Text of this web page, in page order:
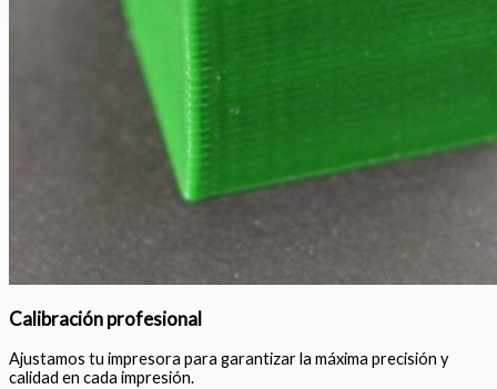
Calibración profesional
Ajustamos tu impresora para garantizar la máxima precisión y
calidad en cada impresión.